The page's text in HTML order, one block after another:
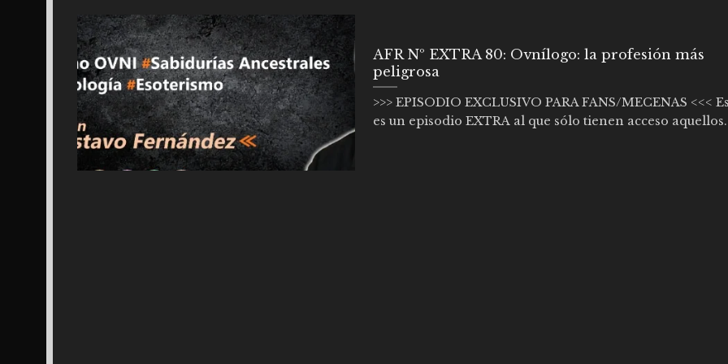
AFR Nº EXTRA 80: Ovnílogo: la profesión más
peligrosa
>>> EPISODIO EXCLUSIVO PARA FANS/MECENAS <<<
es un episodio EXTRA al que sólo tienen acceso